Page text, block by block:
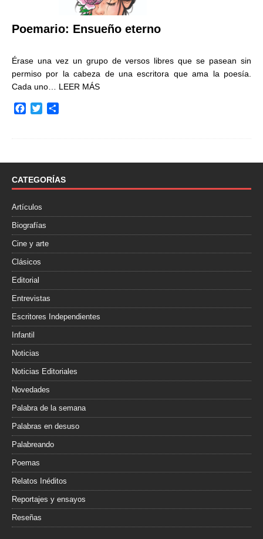
Poemario: Ensueño eterno
Érase una vez un grupo de versos libres que se pasean sin
permiso por la cabeza de una escritora que ama la poesía.
Cada uno… LEER MÁS
o
k
r
t
i
CATEGORÍAS
Artículos
Biografías
Cine y arte
Clásicos
Editorial
Entrevistas
Escritores Independientes
Infantil
Noticias
Noticias Editoriales
Novedades
Palabra de la semana
Palabras en desuso
Palabreando
Poemas
Relatos Inéditos
Reportajes y ensayos
Reseñas